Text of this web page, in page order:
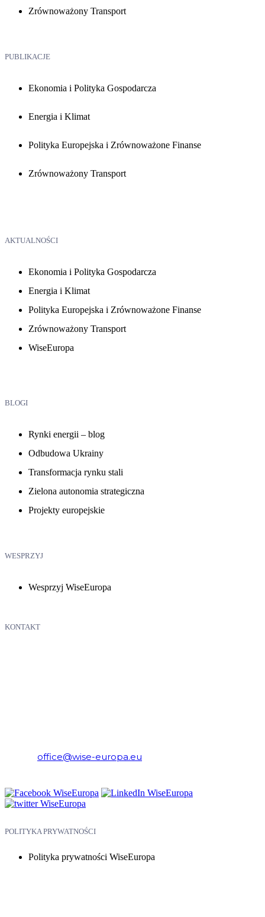
Zrównoważony Transport
PUBLIKACJE
Ekonomia i Polityka Gospodarcza
Energia i Klimat
Polityka Europejska i Zrównoważone Finanse
Zrównoważony Transport
AKTUALNOŚCI
Ekonomia i Polityka Gospodarcza
Energia i Klimat
Polityka Europejska i Zrównoważone Finanse
Zrównoważony Transport
WiseEuropa
BLOGI
Rynki energii – blog
Odbudowa Ukrainy
Transformacja rynku stali
Zielona autonomia strategiczna
Projekty europejskie
WESPRZYJ
Wesprzyj WiseEuropa
KONTAKT
office@wise-europa.eu
POLITYKA PRYWATNOŚCI
Polityka prywatności WiseEuropa